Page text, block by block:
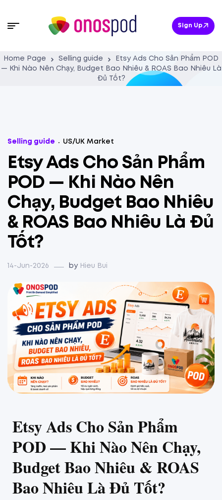
Sign Up
Home Page Selling guide
Etsy Ads Cho Sản Phẩm POD
— Khi Nào Nên Chạy, Budget Bao Nhiêu & ROAS Bao Nhiêu Là
Đủ Tốt?
Selling guide US/UK Market
Etsy Ads Cho Sản Phẩm
POD — Khi Nào Nên
Chạy, Budget Bao Nhiêu
& ROAS Bao Nhiêu Là Đủ
Tốt?
14-Jun-2026 by Hieu Bui
Etsy Ads Cho Sản Phẩm
POD — Khi Nào Nên Chạy,
Budget Bao Nhiêu & ROAS
Bao Nhiêu Là Đủ Tốt?